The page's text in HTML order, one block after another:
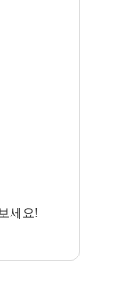
세요!